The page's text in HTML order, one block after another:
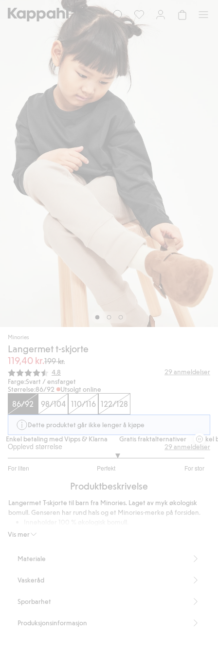
Minories
Langermet t-skjorte
119,40 kr.199 kr.
Gjennomsnittskarakter:
4.8 29 anmeldelser
Farge:Svart / ensfarget
Størrelse:86/92 Utsolgt online
86/92 98/104 110/116 122/128
Dette produktet går ikke lenger å kjøpe
Enkel betaling med Vipps & Klarna
Gratis fraktalternativer Enkel
Opplevd størrelse
For liten Perfekt For stor
av
18
stemmer
29 anmeldelser
Produktbeskrivelse
Vis mer
Langermet T-skjorte til barn fra Minories. Laget av myk økologisk
bomull. Genseren har rund hals og et Minories-merke på forsiden.
Artikkelnummer
Materiale
Vaskeråd
Sporbarhet
Produksjonsinformasjon